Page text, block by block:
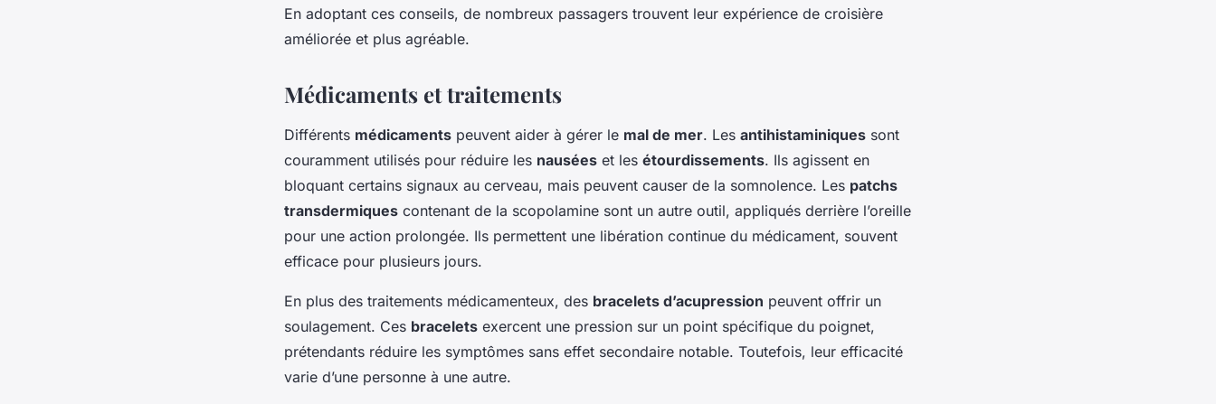
En adoptant ces conseils, de nombreux passagers trouvent leur expérience de croisière
améliorée et plus agréable.
Médicaments et traitements
Différents médicaments peuvent aider à gérer le mal de mer. Les antihistaminiques sont
couramment utilisés pour réduire les nausées et les étourdissements. Ils agissent en
bloquant certains signaux au cerveau, mais peuvent causer de la somnolence. Les patchs
transdermiques contenant de la scopolamine sont un autre outil, appliqués derrière l’oreille
pour une action prolongée. Ils permettent une libération continue du médicament, souvent
efficace pour plusieurs jours.
En plus des traitements médicamenteux, des bracelets d’acupression peuvent offrir un
soulagement. Ces bracelets exercent une pression sur un point spécifique du poignet,
prétendants réduire les symptômes sans effet secondaire notable. Toutefois, leur efficacité
varie d’une personne à une autre.